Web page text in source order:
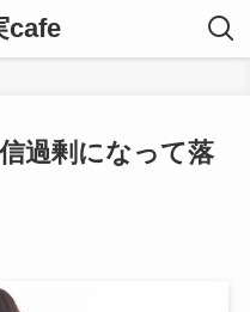
cafe
過剰になって落